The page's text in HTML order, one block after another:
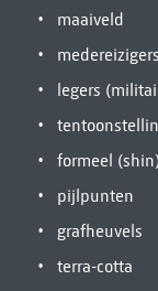
maaiveld
medereizigers
legers
formeel
pijlpunten
grafheuvels
terra-cotta